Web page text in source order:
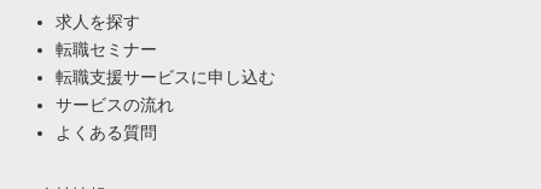
求人を探す
転職セミナー
転職支援サービスに申し込む
サービスの流れ
よくある質問